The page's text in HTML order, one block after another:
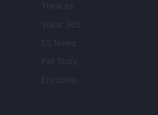
Think.es
Viajar 365
ES Newz
Pet Story
Encocina